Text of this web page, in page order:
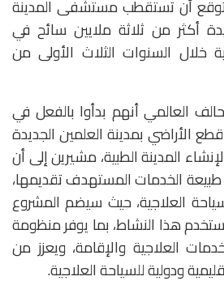
أن تستقطب مستشفى المدينة
أكثر من ثلاثة ملايين سائح في
خلال السنوات الثلاث الأولى من
العالمي أنهم بدأوا بالفعل في
الأراضي بمدينة العلمين الجديدة
المدينة الطبية، مشيرين إلى أن
الخدمات المستهدف تقديمها،
العلاجية، حيث سيضم المشروع
هذا النشاط، بما يوفر منظومة
العلاجية والإقامة، ويعزز من
ودولية للسياحة العلاجية.